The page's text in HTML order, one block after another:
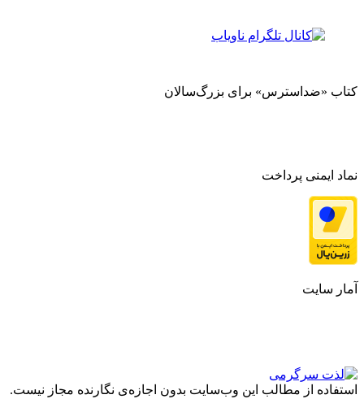
کتاب «ضداسترس» برای بزرگ‌سالان
نماد ایمنی پرداخت
آمار سایت
استفاده از مطالب این وب‌سایت بدون اجازه‌ی نگارنده مجاز نیست.